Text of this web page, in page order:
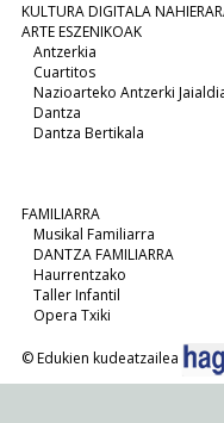
KULTURA DIGITALA
ARTE ESZENIKOAK
Antzerkia
Cuartitos
Nazioarteko Antzerki
Dantza
Dantza Bertikala
FAMILIARRA
Musikal Familiarra
DANTZA FAMILIARRA
Haurrentzako
Taller Infantil
Opera Txiki
© Edukien kudeatzailea